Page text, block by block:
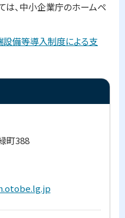
、中小企業庁のホームペ
設備等導入制度による支
町388